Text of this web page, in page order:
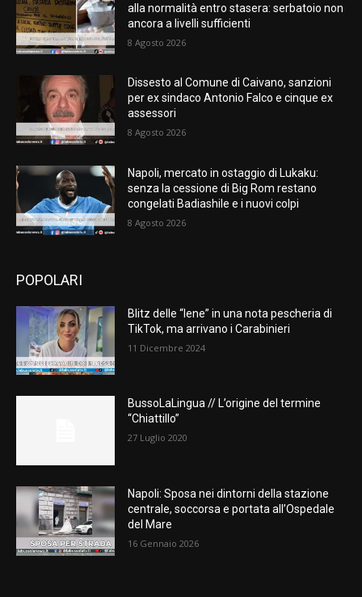
alla normalità entro stasera: serbatoio non
ancora a livelli sufficienti
8 Agosto 2026
Dissesto al Comune di Caivano, sanzioni
per ex sindaco Antonio Falco e cinque ex
assessori
8 Agosto 2026
Napoli, mercato in ostaggio di Lukaku:
senza la cessione di Big Rom restano
congelati Badiashile e i nuovi colpi
8 Agosto 2026
POPOLARI
Blitz delle “Iene” in una nota pescheria di
TikTok, ma arrivano i Carabinieri
11 Dicembre 2024
BussoLaLingua // L’origine del termine
“Chiattillo”
27 Luglio 2020
Napoli: Sposa nei dintorni della stazione
centrale, soccorsa e portata all’Ospedale
del Mare
16 Gennaio 2026